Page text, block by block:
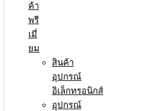
ค้า
พรี
เมี่
ยม
สินค้า
อุปกรณ์
อิเล็กทรอนิกส์
อุปกรณ์